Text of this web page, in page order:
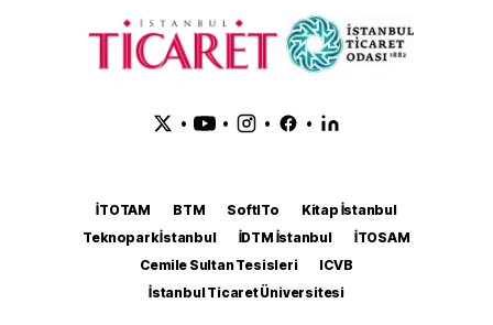
• • • •
İTOTAM BTM SoftITo
Kitap İstanbul
Teknopark İstanbul
İDTM İstanbul
İTOSAM
Cemile Sultan Tesisleri
ICVB
İstanbul Ticaret Üniversitesi